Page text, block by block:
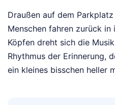
Draußen auf dem
Menschen fahren zurück
Köpfen dreht sich die
Rhythmus der Erinnerung,
ein kleines bisschen heller